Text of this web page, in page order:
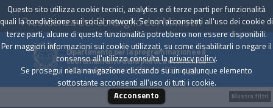
Presidenza del Consiglio dei Ministri
Dipartimento per la programmazione e il
coordinamento della politica economica
Archivio delle Delibere CIPE dal 1967 a oggi
Mostra filtri
Questo sito utilizza cookie tecnici, analytics e di terze parti per funzionalità
quali la condivisione sui social network. Se non acconsenti all'uso dei cookie di
terze parti, alcune di queste funzionalità potrebbero non essere disponibili.
Per maggiori informazioni sui cookie utilizzati, su come disabilitarli o negare il
consenso all'utilizzo consulta laprivacy policy.
Se prosegui nella navigazione cliccando su un qualunque elemento
sottostante acconsenti all'uso di tutti i cookie.
Acconsento